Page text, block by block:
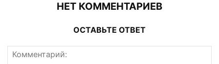
НЕТ КОММЕНТАРИЕВ
ОСТАВЬТЕ ОТВЕТ